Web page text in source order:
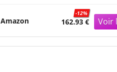
Délignage de Planches &
Excentrique 18 V ONE+ 125
Abrasifs pour Retirer
Amazon 162.93 €
-12%